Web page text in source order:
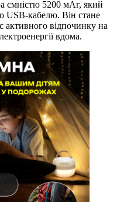
ємністю 5200 мАг, який
USB-кабелю. Він стане
активного відпочинку на
вдома.